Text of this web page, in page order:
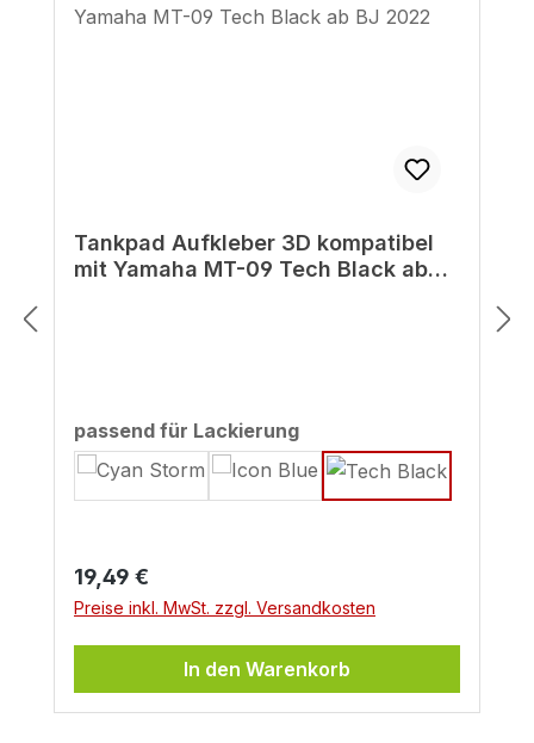
Tankpad Aufkleber 3D kompatibel
mit Yamaha MT-09 Tech Black ab
passend für Lackierungauswählen
Regulärer Preis:
19,49 €
Preise inkl. MwSt. zzgl. Versandkosten
In den Warenkorb